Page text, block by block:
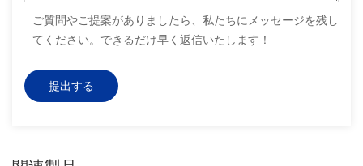
ご質問やご提案がありましたら、私たちにメッセージを残し
てください。できるだけ早く返信いたします！